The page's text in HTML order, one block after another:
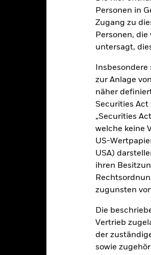
Personen in
Zugang zu
Personen,
untersagt,
zur Anlage
näher
Securities
„Securities
welche keine
US-
USA)
ihren
zugunsten
Die
Vertrieb
der
sowie
tätigt, um Kosten zu senken,
sind diese nicht in den laufenden
Factsheet
Annualisiert
0 Jahren gegenüber seiner
Vergangenheit verwaltet wurde, und
chart has 1 X axis displaying categories.